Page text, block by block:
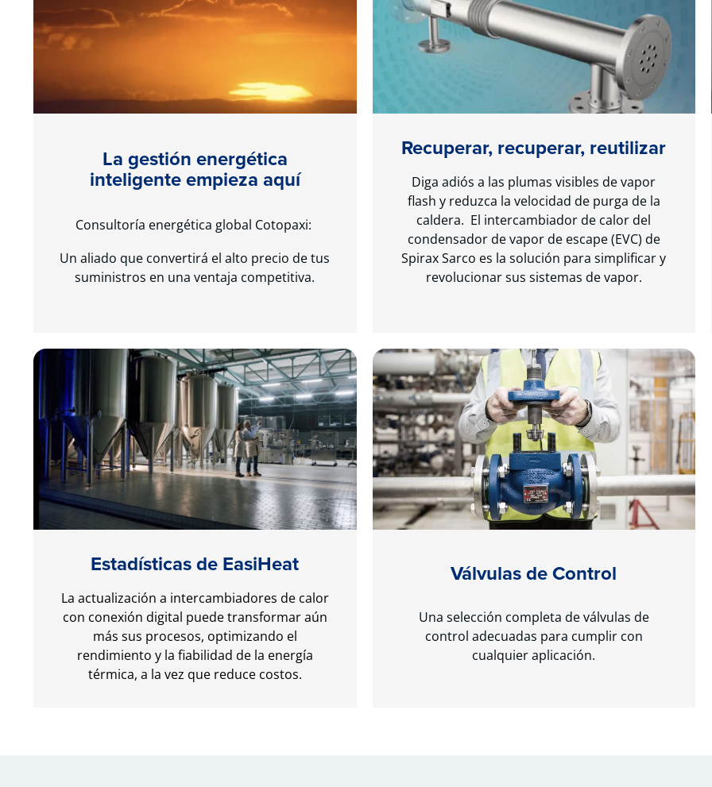
La gestión energética
inteligente empieza aquí
Consultoría energética global Cotopaxi:
Un aliado que convertirá el alto precio de tus
suministros en una ventaja competitiva.
Recuperar, recuperar, reutilizar
Diga adiós a las plumas visibles de vapor
flash y reduzca la velocidad de purga de la
caldera. El intercambiador de calor del
condensador de vapor de escape (EVC) de
Spirax Sarco es la solución para simplificar y
revolucionar sus sistemas de vapor.
Estadísticas de EasiHeat
La actualización a intercambiadores de calor
con conexión digital puede transformar aún
más sus procesos, optimizando el
rendimiento y la fiabilidad de la energía
térmica, a la vez que reduce costos.
Válvulas de Control
Una selección completa de válvulas de
control adecuadas para cumplir con
cualquier aplicación.